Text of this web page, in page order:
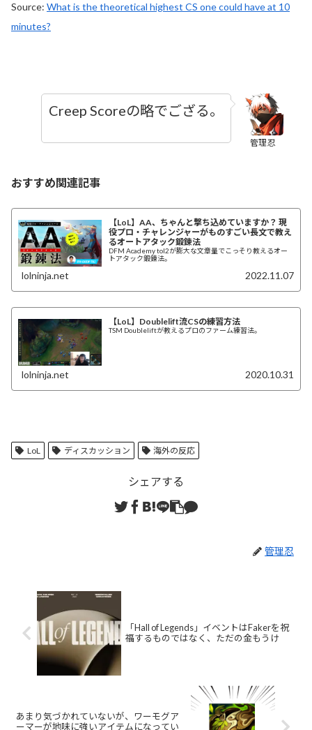
Source: What is the theoretical highest CS one could have at 10
minutes?
管理忍
Creep Scoreの略でござる。
おすすめ関連記事
【LoL】AA、ちゃんと撃ち込めていますか？ 現
役プロ・チャレンジャーがものすごい長文で教え
るオートアタック鍛錬法
DFM Academy tol2が膨大な文章量でこっそり教えるオー
トアタック鍛錬法。
lolninja.net 2022.11.07
【LoL】Doublelift流CSの練習方法
TSM Doubleliftが教えるプロのファーム練習法。
lolninja.net 2020.10.31
LoL ディスカッション 海外の反応
シェアする
管理忍
「Hall of Legends」イベントはFakerを祝
福するものではなく、ただの金もうけ
あまり気づかれていないが、ワーモグア
ーマーが地味に強いアイテムになってい